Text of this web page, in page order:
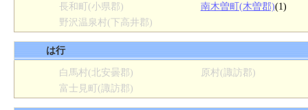
長和町(小県郡)
南木曽町(木曽郡)(1)
野沢温泉村(下高井郡)
は行
白馬村(北安曇郡)
原村(諏訪郡)
富士見町(諏訪郡)